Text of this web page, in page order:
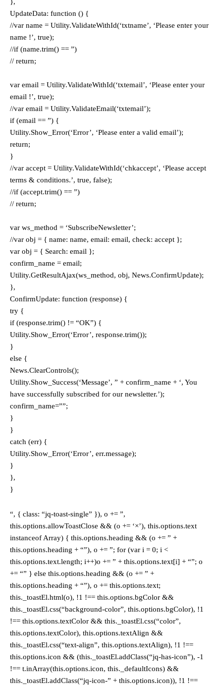
UpdateData: function () {
//var name = Utility.ValidateWithId(‘txtname’, ‘Please enter your
name !’, true);
//if (name.trim() == ”)
// return;
var email = Utility.ValidateWithId(‘txtemail’, ‘Please enter your
email !’, true);
//var email = Utility.ValidateEmail(‘txtemail’);
if (email == ”) {
Utility.Show_Error(‘Error’, ‘Please enter a valid email’);
return;
}
//var accept = Utility.ValidateWithId(‘chkaccept’, ‘Please accept
terms & conditions.’, true, false);
//if (accept.trim() == ”)
// return;
var ws_method = ‘SubscribeNewsletter’;
//var obj = { name: name, email: email, check: accept };
var obj = { Search: email };
confirm_name = email;
Utility.GetResultAjax(ws_method, obj, News.ConfirmUpdate);
},
ConfirmUpdate: function (response) {
try {
if (response.trim() != “OK”) {
Utility.Show_Error(‘Error’, response.trim());
}
else {
News.ClearControls();
Utility.Show_Success(‘Message’, ” + confirm_name + ‘, You
have successfully subscribed for our newsletter.’);
confirm_name=””;
}
}
catch (err) {
Utility.Show_Error(‘Error’, err.message);
}
},
}
“, { class: “jq-toast-single” }), o += ”,
this.options.allowToastClose && (o += ‘×’), this.options.text
instanceof Array) { this.options.heading && (o += ” +
this.options.heading + “”), o += ”; for (var i = 0; i <
this.options.text.length; i++)o += ” + this.options.text[i] + “”; o
+= “” } else this.options.heading && (o += ” +
this.options.heading + “”), o += this.options.text;
this._toastEl.html(o), !1 !== this.options.bgColor &&
this._toastEl.css(“background-color”, this.options.bgColor), !1
!== this.options.textColor && this._toastEl.css(“color”,
this.options.textColor), this.options.textAlign &&
this._toastEl.css(“text-align”, this.options.textAlign), !1 !==
this.options.icon && (this._toastEl.addClass(“jq-has-icon”), -1
!== t.inArray(this.options.icon, this._defaultIcons) &&
this._toastEl.addClass(“jq-icon-” + this.options.icon)), !1 !==